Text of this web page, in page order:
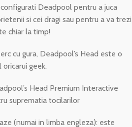
Deadpool pentru a juca
si cei dragi sau pentru a va trezi
chiar la timp!
cu gura, Deadpool’s Head este o
geek.
Head Premium Interactive
suprematia tocilarilor
(numai in limba engleza): este